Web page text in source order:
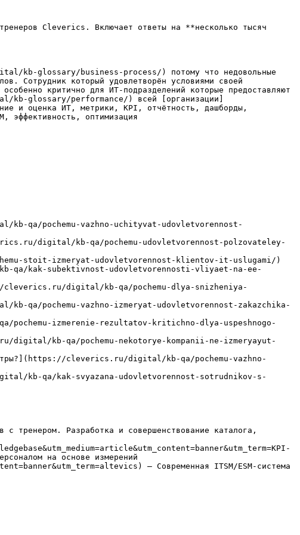
Cleverics. Включает ответы на **несколько тысяч
kb-glossary/business-process/) потому что недовольные
Сотрудник который удовлетворён условиями своей
критично для ИТ-подразделений которые предоставляют
kb-glossary/performance/) всей [организации]
оценка ИТ, метрики, KPI, отчётность, дашборды,
эффективность, оптимизация
kb-qa/pochemu-vazhno-uchityvat-udovletvorennost-
digital/kb-qa/pochemu-udovletvorennost-polzovateley-
stoit-izmeryat-udovletvorennost-klientov-it-uslugami/)
kb-qa/kak-subektivnost-udovletvorennosti-vliyaet-na-ee-
cleverics.ru/digital/kb-qa/pochemu-dlya-snizheniya-
kb-qa/pochemu-vazhno-izmeryat-udovletvorennost-zakazchika-
pochemu-izmerenie-rezultatov-kritichno-dlya-uspeshnogo-
digital/kb-qa/pochemu-nekotorye-kompanii-ne-izmeryayut-
cleverics.ru/digital/kb-qa/pochemu-vazhno-
kb-qa/kak-svyazana-udovletvorennost-sotrudnikov-s-
с тренером. Разработка и совершенствование каталога,
на основе измерений
— Современная ITSM/ESM-система